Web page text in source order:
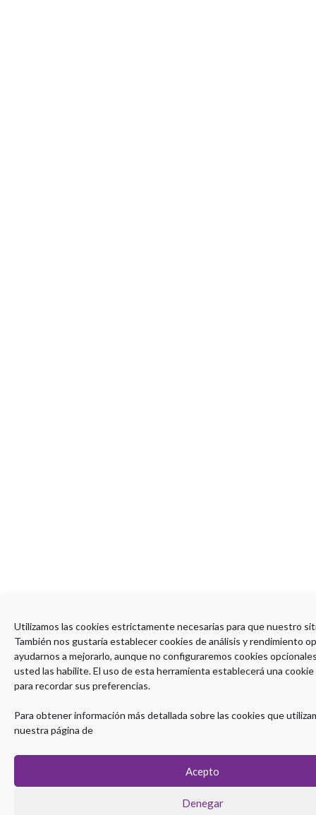
Utilizamos las cookies estrictamente necesarias para que nuestro
También nos gustaría establecer cookies de análisis y rendimiento
ayudarnos a mejorarlo, aunque no configuraremos cookies
usted las habilite. El uso de esta herramienta establecerá una
para recordar sus preferencias.
Para obtener información más detallada sobre las cookies que
nuestra página de
Acepto
Denegar